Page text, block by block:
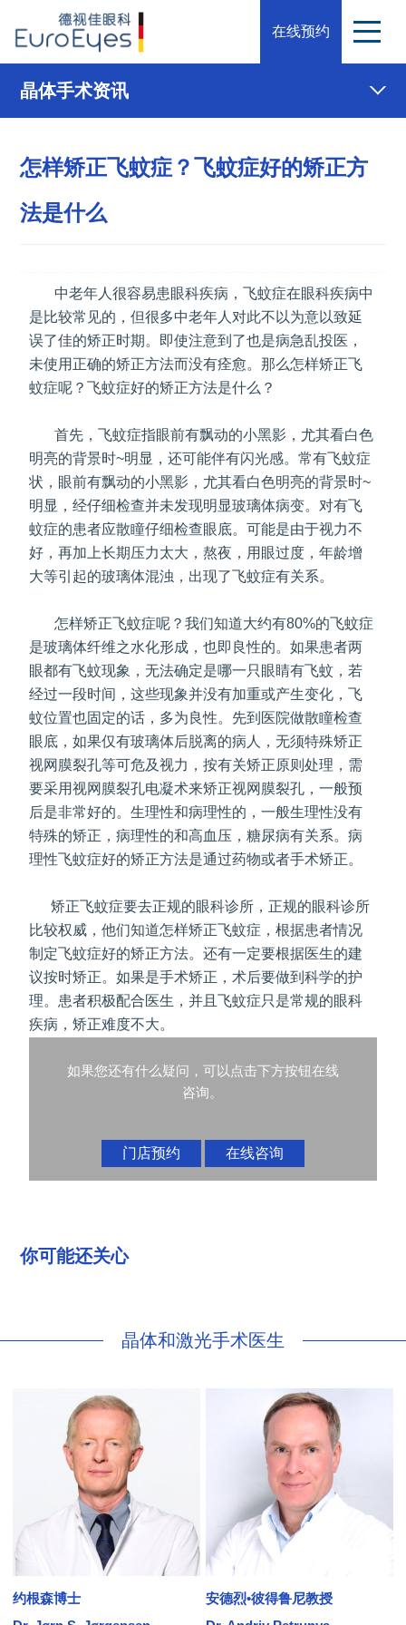
在线预约
晶体手术资讯
怎样矫正飞蚊症？飞蚊症好的矫正方
法是什么
中老年人很容易患眼科疾病，飞蚊症在眼科疾病中
是比较常见的，但很多中老年人对此不以为意以致延
误了佳的矫正时期。即使注意到了也是病急乱投医，
未使用正确的矫正方法而没有痊愈。那么怎样矫正飞
蚊症呢？飞蚊症好的矫正方法是什么？
首先，飞蚊症指眼前有飘动的小黑影，尤其看白色
明亮的背景时~明显，还可能伴有闪光感。常有飞蚊症
状，眼前有飘动的小黑影，尤其看白色明亮的背景时~
明显，经仔细检查并未发现明显玻璃体病变。对有飞
蚊症的患者应散瞳仔细检查眼底。可能是由于视力不
好，再加上长期压力太大，熬夜，用眼过度，年龄增
大等引起的玻璃体混浊，出现了飞蚊症有关系。
怎样矫正飞蚊症呢？我们知道大约有80%的飞蚊症
是玻璃体纤维之水化形成，也即良性的。如果患者两
眼都有飞蚊现象，无法确定是哪一只眼睛有飞蚊，若
经过一段时间，这些现象并没有加重或产生变化，飞
蚊位置也固定的话，多为良性。先到医院做散瞳检查
眼底，如果仅有玻璃体后脱离的病人，无须特殊矫正
视网膜裂孔等可危及视力，按有关矫正原则处理，需
要采用视网膜裂孔电凝术来矫正视网膜裂孔，一般预
后是非常好的。生理性和病理性的，一般生理性没有
特殊的矫正，病理性的和高血压，糖尿病有关系。病
理性飞蚊症好的矫正方法是通过药物或者手术矫正。
矫正飞蚊症要去正规的眼科诊所，正规的眼科诊所
比较权威，他们知道怎样矫正飞蚊症，根据患者情况
制定飞蚊症好的矫正方法。还有一定要根据医生的建
议按时矫正。如果是手术矫正，术后要做到科学的护
理。患者积极配合医生，并且飞蚊症只是常规的眼科
疾病，矫正难度不大。
如果您还有什么疑问，可以点击下方按钮在线
咨询。
门店预约 在线咨询
你可能还关心
晶体和激光手术医生
约根森博士
安德烈•彼得鲁尼教授